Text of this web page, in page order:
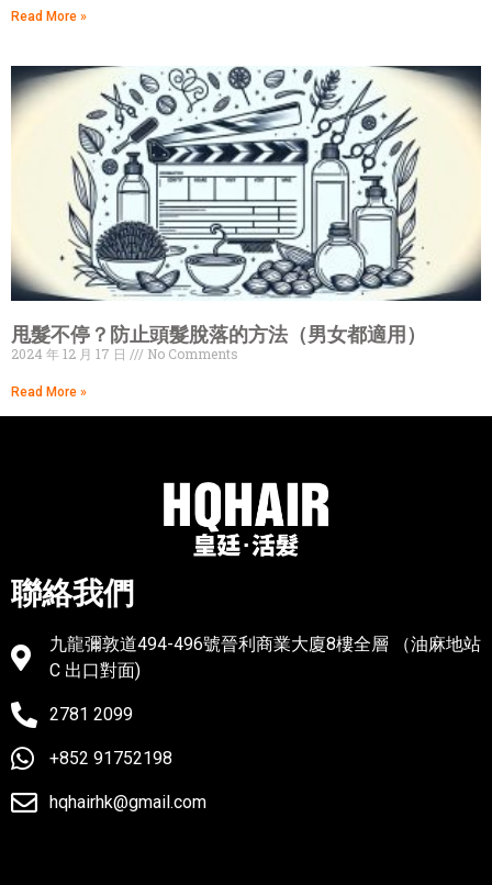
Read More »
甩髮不停？防止頭髮脫落的方法（男女都適用）
2024 年 12 月 17 日 No Comments
Read More »
聯絡我們
九龍彌敦道494-496號晉利商業大廈8樓全層 （油麻地站
C 出口對面)
2781 2099
+852 91752198
hqhairhk@gmail.com